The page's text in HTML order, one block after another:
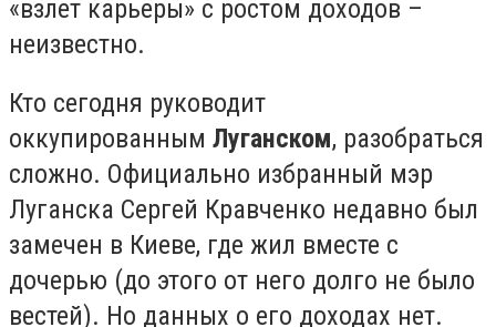
«взлет карьеры» с ростом доходов –
неизвестно.
Кто сегодня руководит
оккупированным Луганском, разобраться
сложно. Официально избранный мэр
Луганска Сергей Кравченко недавно был
замечен в Киеве, где жил вместе с
дочерью (до этого от него долго не было
вестей). Но данных о его доходах нет.